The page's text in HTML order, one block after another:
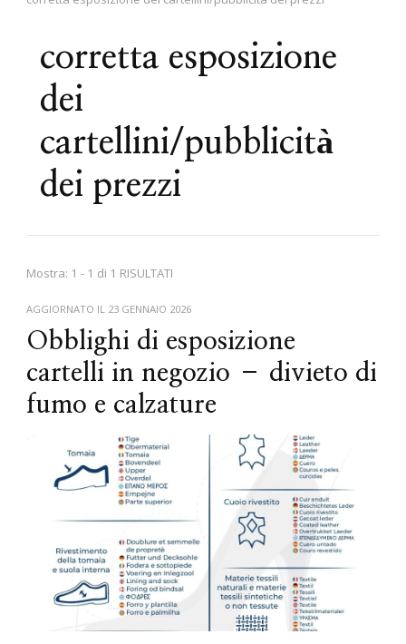
corretta esposizione
dei
cartellini/pubblicità
dei prezzi
Mostra: 1 - 1 di 1 RISULTATI
AGGIORNATO IL 23 GENNAIO 2026
Obblighi di esposizione
cartelli in negozio – divieto di
fumo e calzature